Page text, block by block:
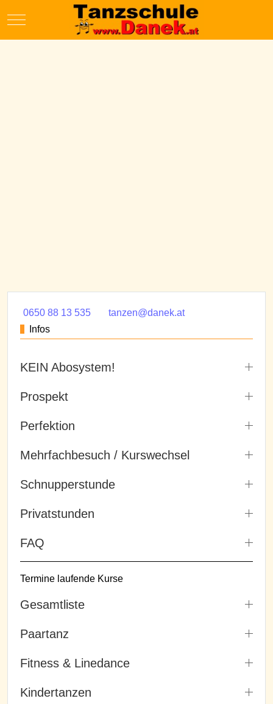
Mobile Menu Toggle
0650 88 13 535
tanzen@danek.at
Infos
KEIN Abosystem!
Prospekt
Perfektion
Mehrfachbesuch / Kurswechsel
Schnupperstunde
Privatstunden
FAQ
Termine laufende Kurse
Gesamtliste
Paartanz
Fitness & Linedance
Kindertanzen